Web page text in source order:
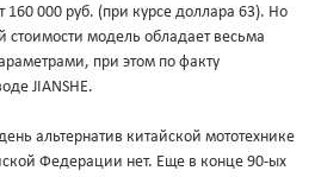
160 000 руб. (при курсе доллара 63). Но
стоимости модель обладает весьма
при этом по факту
JIANSHE.
альтернатив китайской мототехнике
Федерации нет. Еще в конце 90-ых